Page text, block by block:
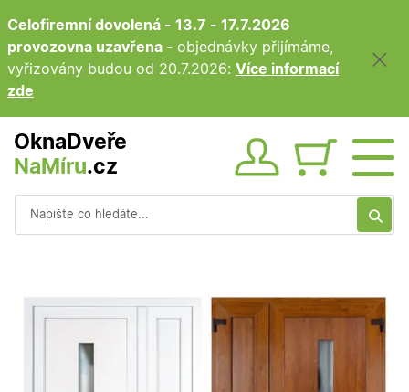
Celofiremní dovolená - 13.7 - 17.7.2026
provozovna uzavřena - objednávky přijímáme,
vyřizovány budou od 20.7.2026: Více informací
zde
OknaDveře
NaMíru.cz Obsah